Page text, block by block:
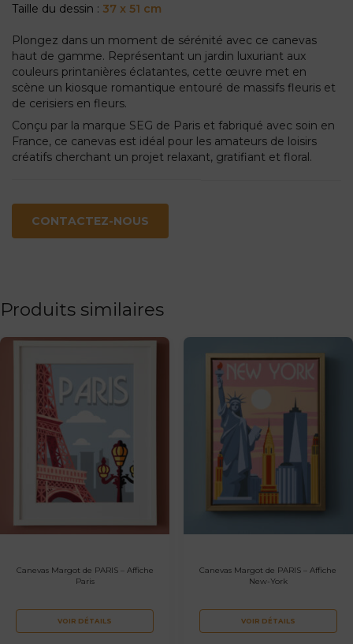
Taille du dessin : 37 x 51 cm
Plongez dans un moment de sérénité avec ce canevas
haut de gamme. Représentant un jardin luxuriant aux
couleurs printanières éclatantes, cette œuvre met en
scène un kiosque romantique entouré de massifs fleuris et
de cerisiers en fleurs.
Conçu par la marque SEG de Paris et fabriqué avec soin en
France, ce canevas est idéal pour les amateurs de loisirs
créatifs cherchant un projet relaxant, gratifiant et floral.
CONTACTEZ-NOUS
Produits similaires
Canevas Margot de PARIS – Affiche
Paris
VOIR DÉTAILS
Canevas Margot de PARIS – Affiche
New-York
VOIR DÉTAILS